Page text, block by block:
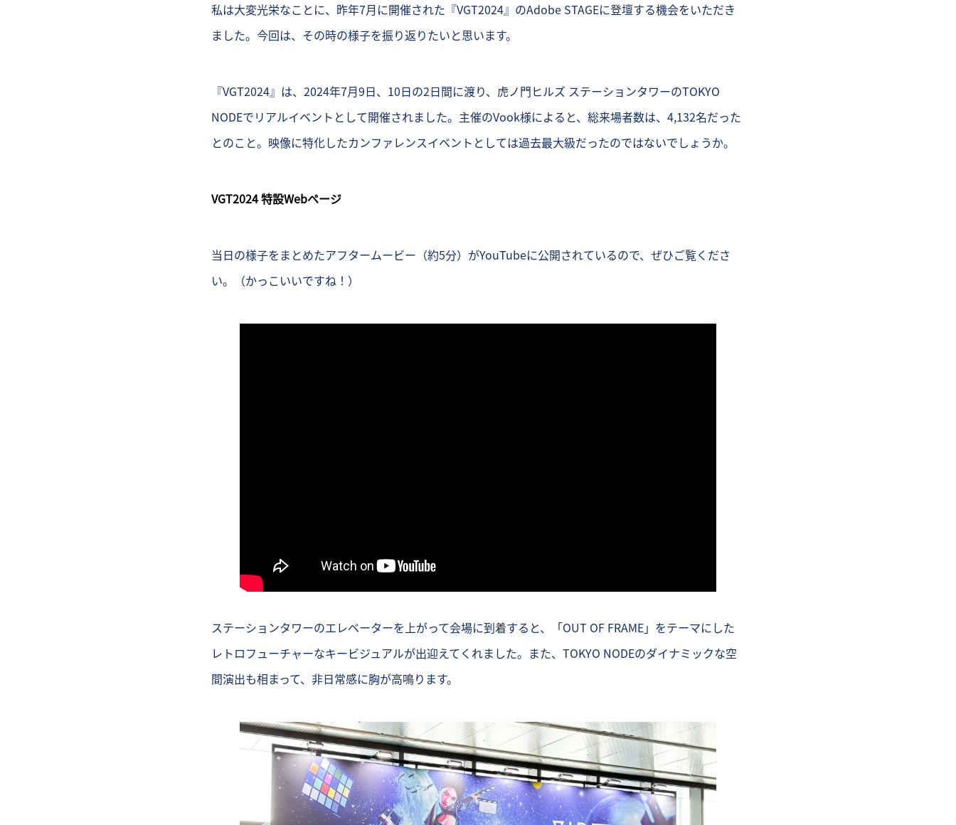
私は大変光栄なことに、昨年7月に開催された『VGT2024』のAdobe STAGEに登壇する機会をいただき
ました。今回は、その時の様子を振り返りたいと思います。
『VGT2024』は、2024年7月9日、10日の2日間に渡り、虎ノ門ヒルズ ステーションタワーのTOKYO
NODEでリアルイベントとして開催されました。主催のVook様によると、総来場者数は、4,132名だった
とのこと。映像に特化したカンファレンスイベントとしては過去最大級だったのではないでしょうか。
VGT2024 特設Webページ
当日の様子をまとめたアフタームービー（約5分）がYouTubeに公開されているので、ぜひご覧くださ
い。（かっこいいですね！）
ステーションタワーのエレベーターを上がって会場に到着すると、「OUT OF FRAME」をテーマにした
レトロフューチャーなキービジュアルが出迎えてくれました。また、TOKYO NODEのダイナミックな空
間演出も相まって、非日常感に胸が高鳴ります。